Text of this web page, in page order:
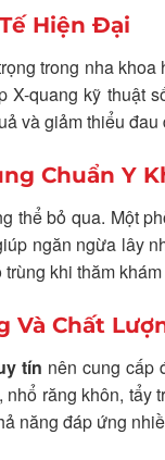
Hiện Đại
trong nha khoa
X-quang kỹ thuật
và giảm thiểu
Chuẩn Y
thể bỏ qua. Một
ngăn ngừa lây
khi thăm
Và Chất
tín nên cung cấp
răng khôn, tẩy
năng đáp ứng